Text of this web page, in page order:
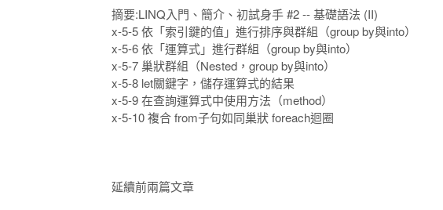
摘要:LINQ入門、簡介、初試身手 #2 -- 基礎語法 (II)
x-5-5 依「索引鍵的值」進行排序與群組（group by與into）
x-5-6 依「運算式」進行群組（group by與into）
x-5-7 巢狀群組（Nested，group by與into）
x-5-8 let關鍵字，儲存運算式的結果
x-5-9 在查詢運算式中使用方法（method）
x-5-10 複合 from子句如同巢狀 foreach迴圈
延續前兩篇文章